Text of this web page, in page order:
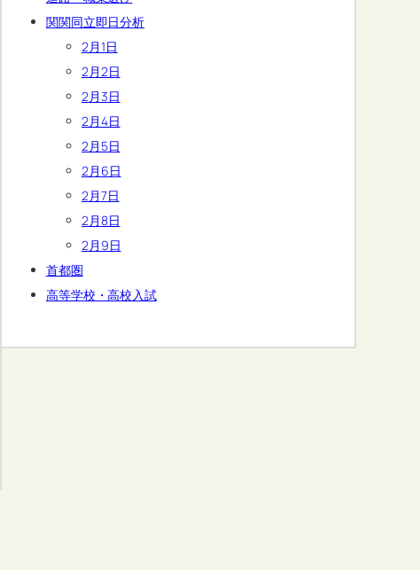
関関同立即日分析
2月1日
2月2日
2月3日
2月4日
2月5日
2月6日
2月7日
2月8日
2月9日
首都圏
高等学校・高校入試